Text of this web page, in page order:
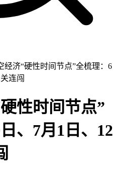
经济“硬性时间节点”全梳理：6
连闯
性时间节点”
、7月1日、12